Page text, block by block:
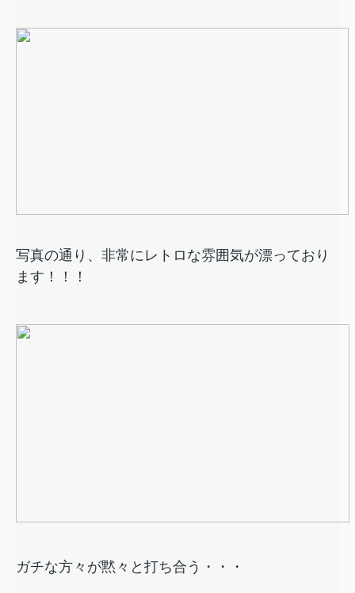
写真の通り、非常にレトロな雰囲気が漂っており
ます！！！
ガチな方々が黙々と打ち合う・・・